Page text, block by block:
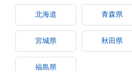
北海道 青森県
宮城県 秋田県
福島県